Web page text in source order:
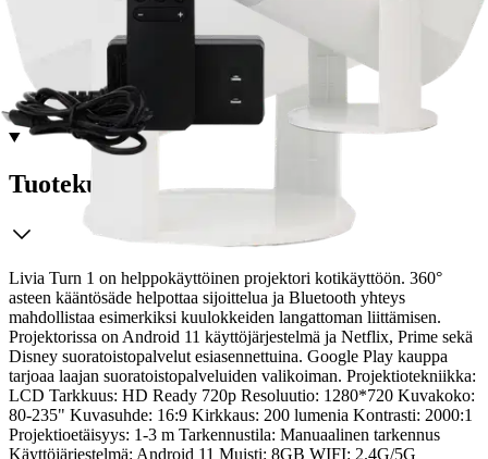
Tarkista myymäläsaatavuus
Ei saatavilla
Tuotekuvaus
Livia Turn 1 on helppokäyttöinen projektori kotikäyttöön. 360°
asteen kääntösäde helpottaa sijoittelua ja Bluetooth yhteys
mahdollistaa esimerkiksi kuulokkeiden langattoman liittämisen.
Projektorissa on Android 11 käyttöjärjestelmä ja Netflix, Prime sekä
Disney suoratoistopalvelut esiasennettuina. Google Play kauppa
tarjoaa laajan suoratoistopalveluiden valikoiman. Projektiotekniikka:
LCD Tarkkuus: HD Ready 720p Resoluutio: 1280*720 Kuvakoko:
80-235" Kuvasuhde: 16:9 Kirkkaus: 200 lumenia Kontrasti: 2000:1
Projektioetäisyys: 1-3 m Tarkennustila: Manuaalinen tarkennus
Käyttöjärjestelmä: Android 11 Muisti: 8GB WIFI: 2.4G/5G